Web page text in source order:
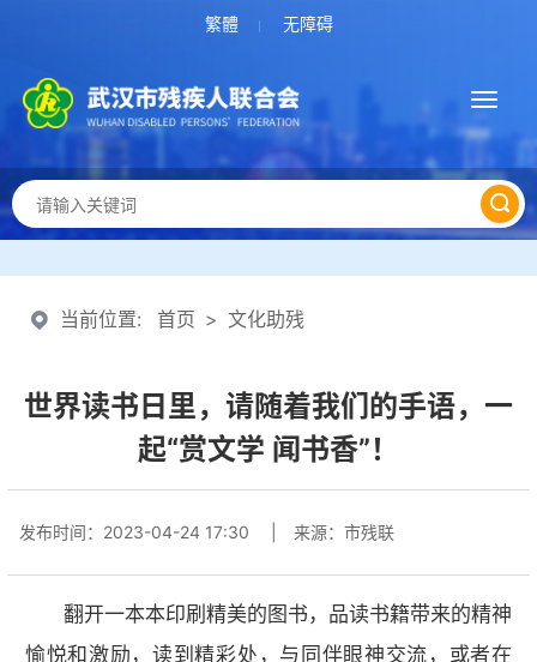
繁體 无障碍
当前位置: 首页 > 文化助残
世界读书日里，请随着我们的手语，一
起“赏文学 闻书香”！
发布时间： 2023-04-24 17:30 | 来源： 市残联
翻开一本本印刷精美的图书，品读书籍带来的精神
愉悦和激励，读到精彩处，与同伴眼神交流，或者在